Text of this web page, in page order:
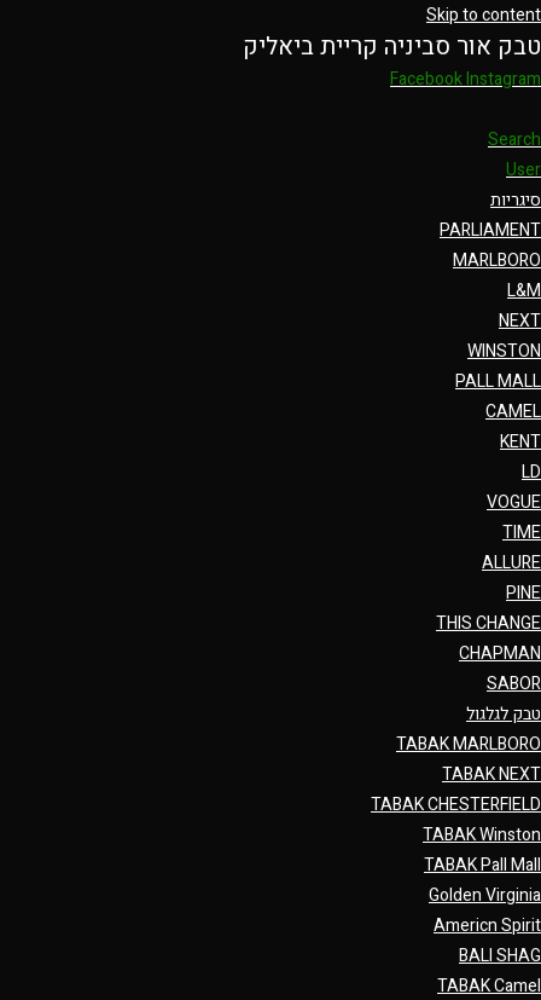
Skip to content
טבק אור סביניה קריית ביאליק
FacebookInstagram
Search
User
סיגריות
PARLIAMENT
MARLBORO
L&M
NEXT
WINSTON
PALL MALL
CAMEL
KENT
LD
VOGUE
TIME
ALLURE
PINE
THIS CHANGE
CHAPMAN
SABOR
טבק לגלגול
TABAK MARLBORO
TABAK NEXT
TABAK CHESTERFIELD
TABAK Winston
TABAK Pall Mall
Golden Virginia
Americn Spirit
BALI SHAG
TABAK Camel